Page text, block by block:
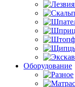
Оборудование